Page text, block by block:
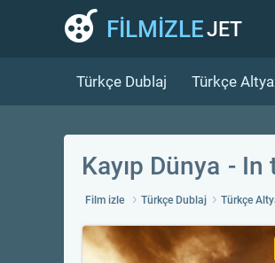
FİLMİZLEJET
Türkçe Dublaj Türkçe
Kayıp Dünya In
Film izle Türkçe Dublaj Türkçe